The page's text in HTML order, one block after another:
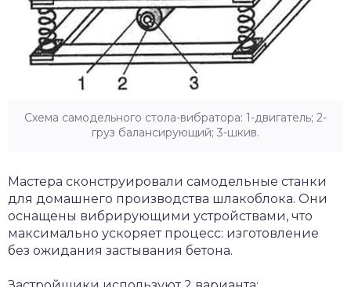
Схема самодельного стола-вибратора: 1-двигатель; 2-
груз балансирующий; 3-шкив.
Мастера сконструировали самодельные станки
для домашнего производства шлакоблока. Они
оснащены вибрирующими устройствами, что
максимально ускоряет процесс: изготовление
без ожидания застывания бетона.